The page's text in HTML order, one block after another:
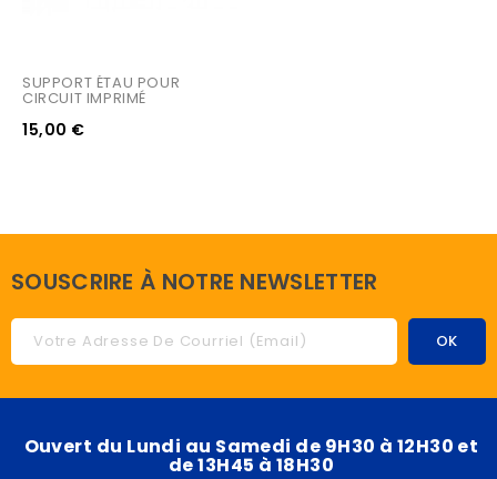
SUPPORT ÉTAU POUR
CIRCUIT IMPRIMÉ
15,00 €
SOUSCRIRE À NOTRE NEWSLETTER
Ouvert du Lundi au Samedi de 9H30 à 12H30 et
de 13H45 à 18H30